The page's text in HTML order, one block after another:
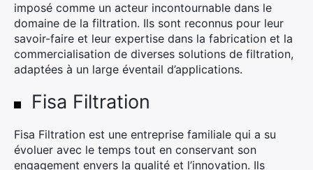
imposé comme un acteur incontournable dans le
domaine de la filtration. Ils sont reconnus pour leur
savoir-faire et leur expertise dans la fabrication et la
commercialisation de diverses solutions de filtration,
adaptées à un large éventail d’applications.
Fisa Filtration
Fisa Filtration est une entreprise familiale qui a su
évoluer avec le temps tout en conservant son
engagement envers la qualité et l’innovation. Ils